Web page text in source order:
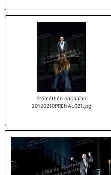
Prométhée enchaîné
20120210PRENAL021.jpg